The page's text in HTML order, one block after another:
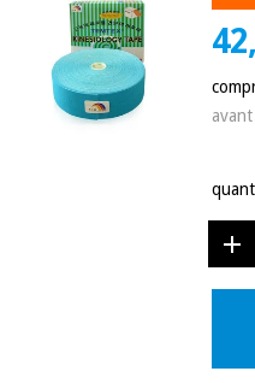
Offres
équipement
médical
Médecine
traditionnelle
Nouveautes
Dentisterie
équipement